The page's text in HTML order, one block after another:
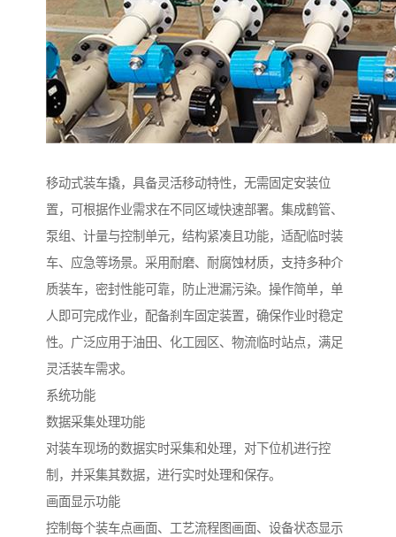
移动式装车撬，具备灵活移动特性，无需固定安装位
置，可根据作业需求在不同区域快速部署。集成鹤管、
泵组、计量与控制单元，结构紧凑且功能，适配临时装
车、应急等场景。采用耐磨、耐腐蚀材质，支持多种介
质装车，密封性能可靠，防止泄漏污染。操作简单，单
人即可完成作业，配备刹车固定装置，确保作业时稳定
性。广泛应用于油田、化工园区、物流临时站点，满足
灵活装车需求。
系统功能
数据采集处理功能
对装车现场的数据实时采集和处理，对下位机进行控
制，并采集其数据，进行实时处理和保存。
画面显示功能
控制每个装车点画面、工艺流程图画面、设备状态显示